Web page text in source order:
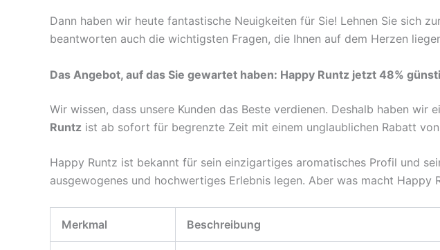
Dann haben wir heute fantastische Neuigkeiten für Sie! Lehnen Sie sich
beantworten auch die wichtigsten Fragen, die Ihnen auf dem Herzen
Das Angebot, auf das Sie gewartet haben: Happy Runtz jetzt 48%
Wir wissen, dass unsere Kunden das Beste verdienen. Deshalb haben
Runtz ist ab sofort für begrenzte Zeit mit einem unglaublichen Rabatt
Happy Runtz ist bekannt für sein einzigartiges aromatisches Profil und
ausgewogenes und hochwertiges Erlebnis legen. Aber was macht Happy
Merkmal Beschreibung